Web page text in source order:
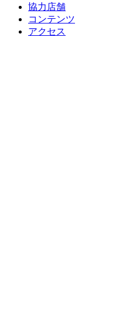
協力店舗
コンテンツ
アクセス